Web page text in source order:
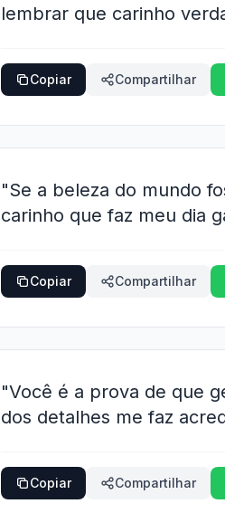
lembrar que carinho
Copiar Compartilhar
"Se a beleza do mundo
carinho que faz meu dia
Copiar Compartilhar
"Você é a prova de que
dos detalhes me faz
Copiar Compartilhar